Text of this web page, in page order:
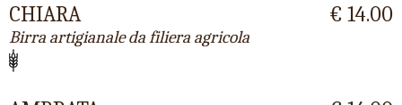
CHIARA
Birra artigianale da filiera agricola
€ 14.00